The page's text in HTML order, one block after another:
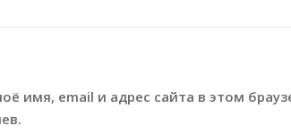
имя, email и адрес сайта в этом